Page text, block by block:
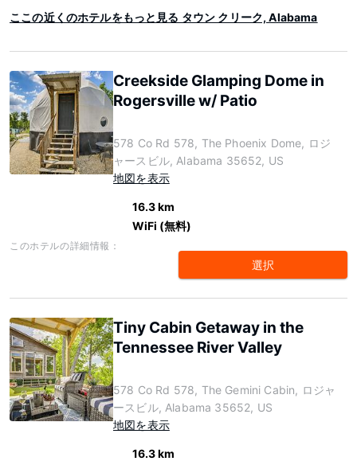
ここの近くのホテルをもっと見る タウン クリーク, Alabama
Creekside Glamping Dome in
Rogersville w/ Patio
578 Co Rd 578, The Phoenix Dome, ロジ
ャースビル, Alabama 35652, US
地図を表示
16.3 km
WiFi (無料)
このホテルの詳細情報：
選択
Tiny Cabin Getaway in the
Tennessee River Valley
578 Co Rd 578, The Gemini Cabin, ロジャ
ースビル, Alabama 35652, US
地図を表示
16.3 km